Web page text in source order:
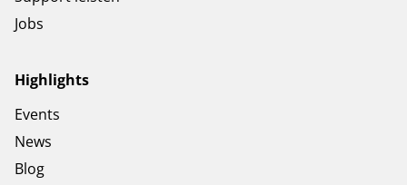
Jobs
Highlights
Events
News
Blog